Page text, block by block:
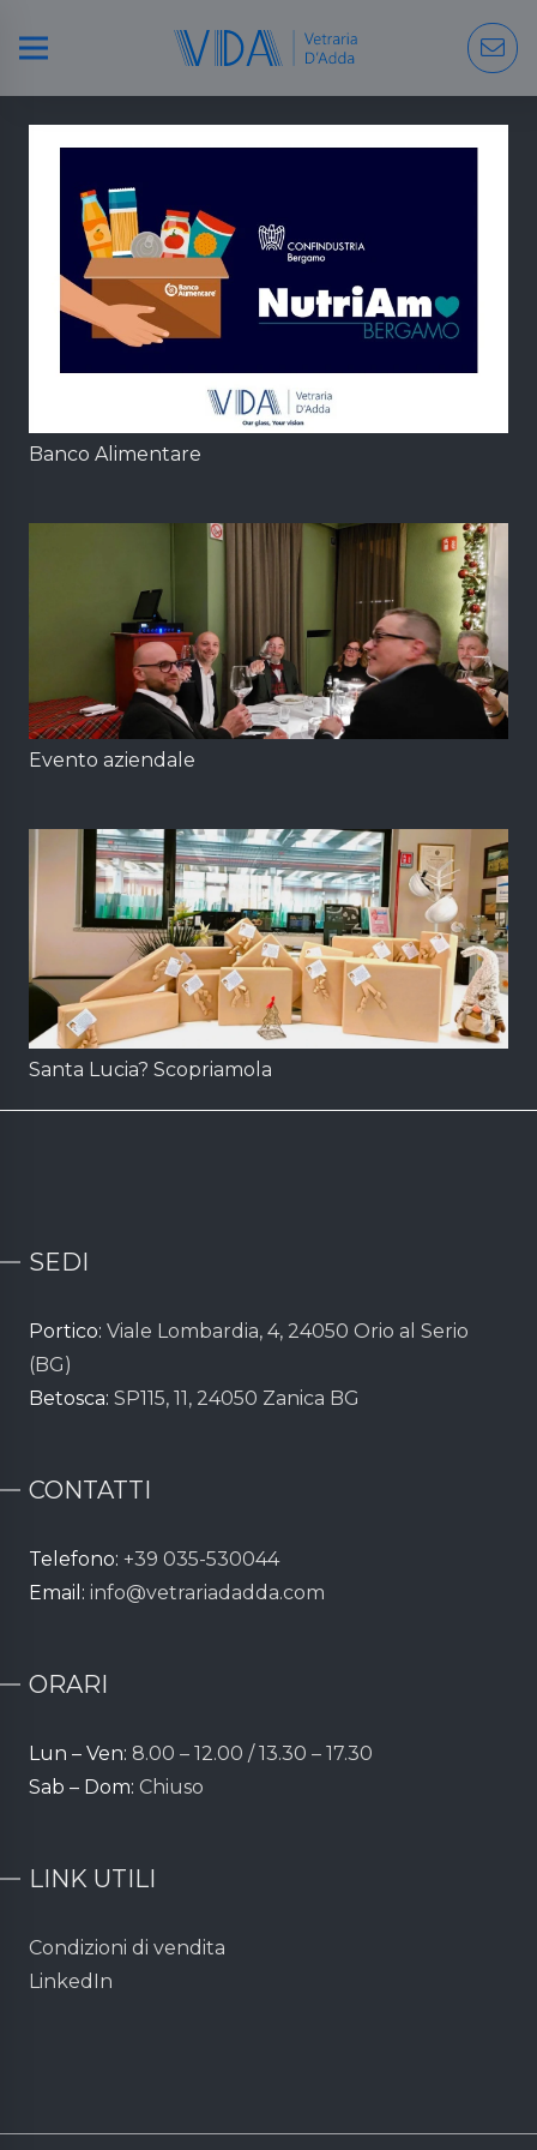
Banco Alimentare
Evento aziendale
Santa Lucia? Scopriamola
SEDI
Portico: Viale Lombardia, 4, 24050 Orio al Serio
(BG)
Betosca: SP115, 11, 24050 Zanica BG
CONTATTI
Telefono: +39 035-530044
Email: info@vetrariadadda.com
ORARI
Lun – Ven: 8.00 – 12.00 / 13.30 – 17.30
Sab – Dom: Chiuso
LINK UTILI
Condizioni di vendita
LinkedIn